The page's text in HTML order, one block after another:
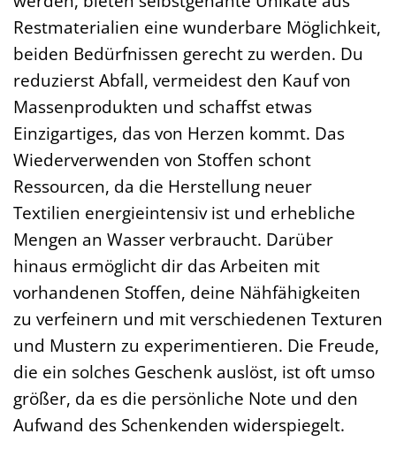
Restmaterialien eine wunderbare Möglichkeit,
beiden Bedürfnissen gerecht zu werden. Du
reduzierst Abfall, vermeidest den Kauf von
Massenprodukten und schaffst etwas
Einzigartiges, das von Herzen kommt. Das
Wiederverwenden von Stoffen schont
Ressourcen, da die Herstellung neuer
Textilien energieintensiv ist und erhebliche
Mengen an Wasser verbraucht. Darüber
hinaus ermöglicht dir das Arbeiten mit
vorhandenen Stoffen, deine Nähfähigkeiten
zu verfeinern und mit verschiedenen Texturen
und Mustern zu experimentieren. Die Freude,
die ein solches Geschenk auslöst, ist oft umso
größer, da es die persönliche Note und den
Aufwand des Schenkenden widerspiegelt.